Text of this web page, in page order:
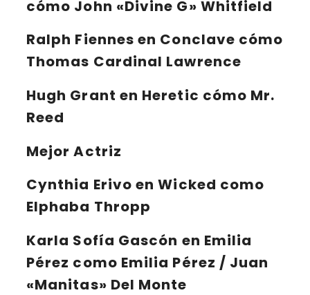
cómo John «Divine G» Whitfield
Ralph Fiennes en Conclave cómo
Thomas Cardinal Lawrence
Hugh Grant en Heretic cómo Mr.
Reed
Mejor Actriz
Cynthia Erivo en Wicked como
Elphaba Thropp
Karla Sofía Gascón en Emilia
Pérez como Emilia Pérez / Juan
«Manitas» Del Monte